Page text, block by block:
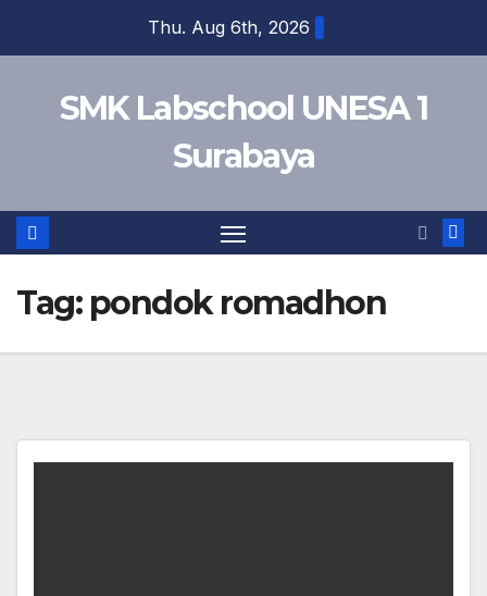
Thu. Aug 6th, 2026
SMK Labschool UNESA 1
Surabaya
Tag: pondok romadhon